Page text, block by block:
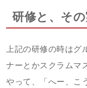
研修と、そ
上記の研修の時は
ナーとかスクラムマ
やって、「へー、こ